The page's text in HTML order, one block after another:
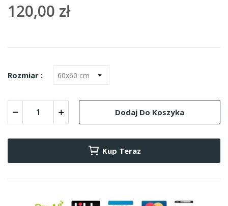
120,00 zł
Rozmiar :
Dodaj Do Koszyka
Kup Teraz